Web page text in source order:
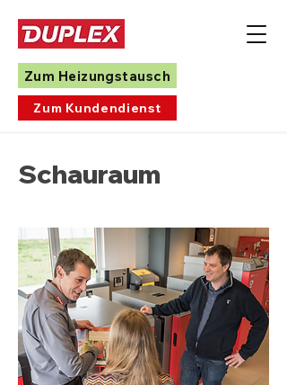
Zum Kundendienst
Zum Heizungstausch
Schauraum